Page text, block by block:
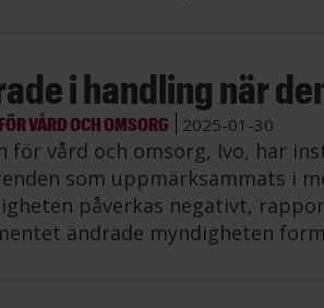
i handling när
VÅRD OCH OMSORG 2025-01-30
för vård och omsorg, Ivo, har
som uppmärksammats i
påverkas negativt,
ändrade myndigheten